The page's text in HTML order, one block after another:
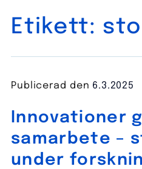
Etikett:
Innovationer
samarbete –
under
Publicerad den 6.3.2025